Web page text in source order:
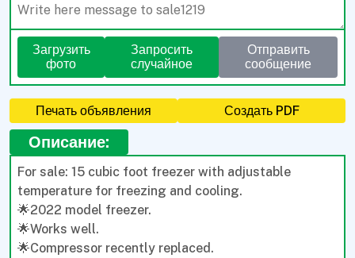
Загрузить
фото
Запросить
случайное
Отправить
сообщение
Описание:
Печать объявления Создать PDF
For sale: 15 cubic foot freezer with adjustable
temperature for freezing and cooling.
🌟2022 model freezer.
🌟Works well.
🌟Compressor recently replaced.